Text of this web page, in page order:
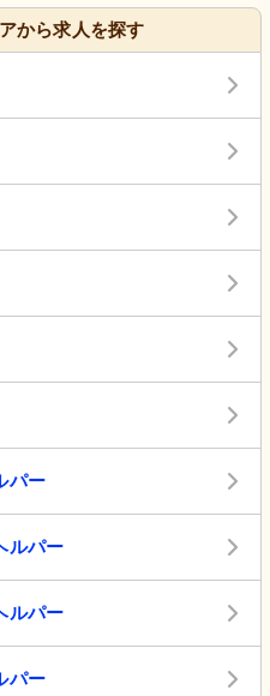
から求人を探す
パー
ルパー
ルパー
パー